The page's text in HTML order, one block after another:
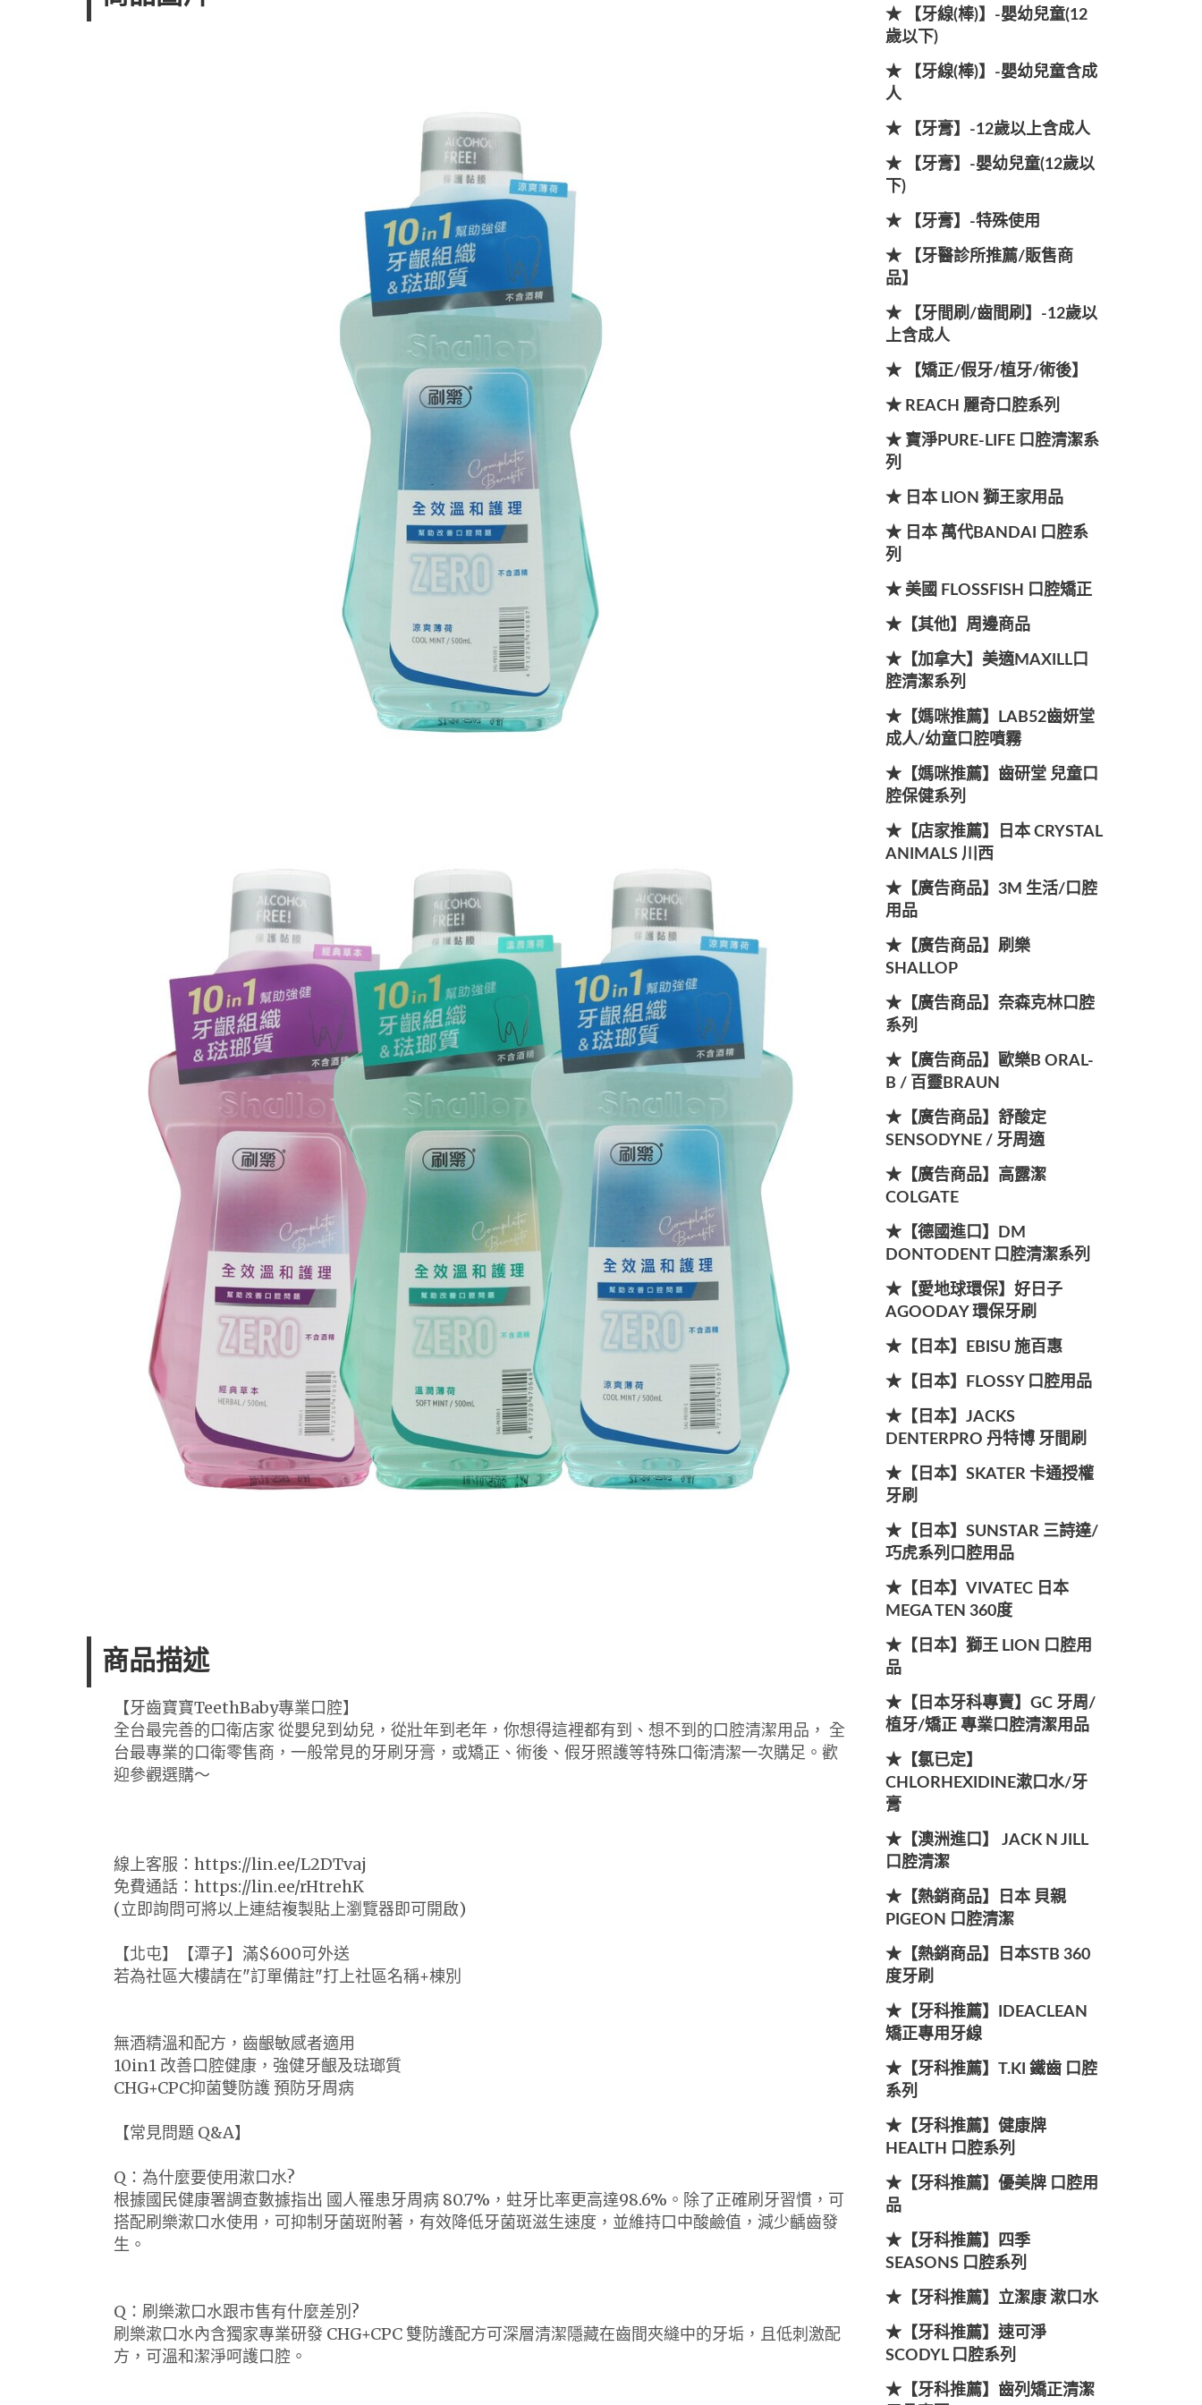
商品描述
【牙齒寶寶TeethBaby專業口腔】
全台最完善的口衛店家 從嬰兒到幼兒，從壯年到老年，你想得這裡都有到、想不到的口腔清潔用品， 全
台最專業的口衛零售商，一般常見的牙刷牙膏，或矯正、術後、假牙照護等特殊口衛清潔一次購足。歡
迎參觀選購～
線上客服：https://lin.ee/L2DTvaj
免費通話：https://lin.ee/rHtrehK
(立即詢問可將以上連結複製貼上瀏覽器即可開啟)
【北屯】【潭子】滿$600可外送
若為社區大樓請在"訂單備註"打上社區名稱+棟別
無酒精溫和配方，齒齦敏感者適用
10in1 改善口腔健康，強健牙齦及琺瑯質
CHG+CPC抑菌雙防護 預防牙周病
【常見問題 Q&A】
Q：為什麼要使用漱口水?
根據國民健康署調查數據指出 國人罹患牙周病 80.7%，蛀牙比率更高達98.6%。除了正確刷牙習慣，可
搭配刷樂漱口水使用，可抑制牙菌斑附著，有效降低牙菌斑滋生速度，並維持口中酸鹼值，減少齲齒發
生。
Q：刷樂漱口水跟市售有什麼差別?
刷樂漱口水內含獨家專業研發 CHG+CPC 雙防護配方可深層清潔隱藏在齒間夾縫中的牙垢，且低刺激配
方，可溫和潔淨呵護口腔。
★ 【牙線(棒)】-嬰幼兒童(12
歲以下)
★ 【牙線(棒)】-嬰幼兒童含成
人
★ 【牙膏】-12歲以上含成人
★ 【牙膏】-嬰幼兒童(12歲以
下)
★ 【牙膏】-特殊使用
★ 【牙醫診所推薦/販售商
品】
★ 【牙間刷/齒間刷】-12歲以
上含成人
★ 【矯正/假牙/植牙/術後】
★ REACH 麗奇口腔系列
★ 寶淨PURE-LIFE 口腔清潔系
列
★ 日本 LION 獅王家用品
★ 日本 萬代BANDAI 口腔系
列
★ 美國 FLOSSFISH 口腔矯正
★【其他】周邊商品
★【加拿大】美適MAXILL口
腔清潔系列
★【媽咪推薦】LAB52齒妍堂
成人/幼童口腔噴霧
★【媽咪推薦】齒研堂 兒童口
腔保健系列
★【店家推薦】日本 CRYSTAL
ANIMALS 川西
★【廣告商品】3M 生活/口腔
用品
★【廣告商品】刷樂
SHALLOP
★【廣告商品】奈森克林口腔
系列
★【廣告商品】歐樂B ORAL-
B / 百靈BRAUN
★【廣告商品】舒酸定
SENSODYNE / 牙周適
★【廣告商品】高露潔
COLGATE
★【德國進口】DM
DONTODENT 口腔清潔系列
★【愛地球環保】好日子
AGOODAY 環保牙刷
★【日本】EBISU 施百惠
★【日本】FLOSSY 口腔用品
★【日本】JACKS
DENTERPRO 丹特博 牙間刷
★【日本】SKATER 卡通授權
牙刷
★【日本】SUNSTAR 三詩達/
巧虎系列口腔用品
★【日本】VIVATEC 日本
MEGA TEN 360度
★【日本】獅王 LION 口腔用
品
★【日本牙科專賣】GC 牙周/
植牙/矯正 專業口腔清潔用品
★【氯已定】
CHLORHEXIDINE漱口水/牙
膏
★【澳洲進口】 JACK N JILL
口腔清潔
★【熱銷商品】日本 貝親
PIGEON 口腔清潔
★【熱銷商品】日本STB 360
度牙刷
★【牙科推薦】IDEACLEAN
矯正專用牙線
★【牙科推薦】T.KI 鐵齒 口腔
系列
★【牙科推薦】健康牌
HEALTH 口腔系列
★【牙科推薦】優美牌 口腔用
品
★【牙科推薦】四季
SEASONS 口腔系列
★【牙科推薦】立潔康 漱口水
★【牙科推薦】速可淨
SCODYL 口腔系列
★【牙科推薦】齒列矯正清潔